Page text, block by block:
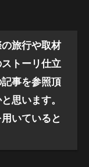
旅行や取材
トーリ仕立
事を参照頂
思います。
いていると